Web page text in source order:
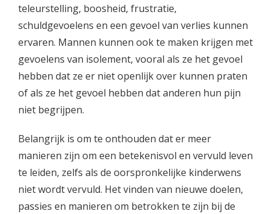
teleurstelling, boosheid, frustratie,
schuldgevoelens en een gevoel van verlies kunnen
ervaren. Mannen kunnen ook te maken krijgen met
gevoelens van isolement, vooral als ze het gevoel
hebben dat ze er niet openlijk over kunnen praten
of als ze het gevoel hebben dat anderen hun pijn
niet begrijpen.
Belangrijk is om te onthouden dat er meer
manieren zijn om een betekenisvol en vervuld leven
te leiden, zelfs als de oorspronkelijke kinderwens
niet wordt vervuld. Het vinden van nieuwe doelen,
passies en manieren om betrokken te zijn bij de